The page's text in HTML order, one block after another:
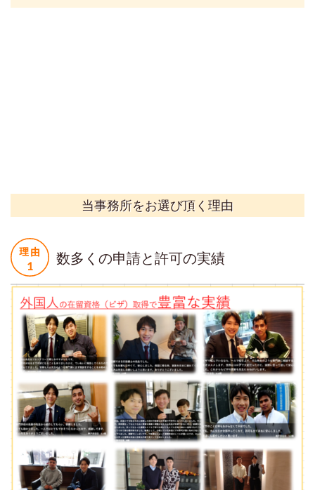
当事務所をお選び頂く理由
数多くの申請と許可の実績